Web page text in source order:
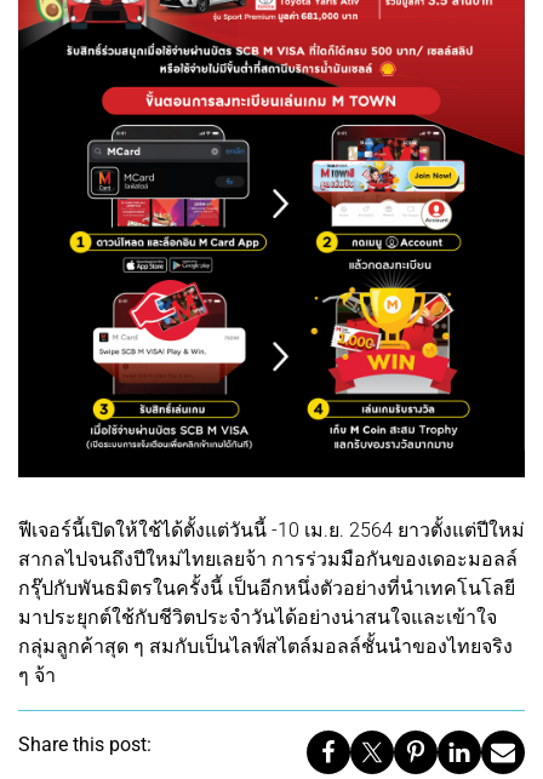
ฟีเจอร์นี้เปิดให้ใช้ได้ตั้งแต่วันนี้ -10 เม.ย. 2564 ยาวตั้งแต่ปีใหม่
สากลไปจนถึงปีใหม่ไทยเลยจ้า การร่วมมือกันของเดอะมอลล์
กรุ๊ปกับพันธมิตรในครั้งนี้ เป็นอีกหนึ่งตัวอย่างที่นำเทคโนโลยี
มาประยุกต์ใช้กับชีวิตประจำวันได้อย่างน่าสนใจและเข้าใจ
กลุ่มลูกค้าสุด ๆ สมกับเป็นไลฟ์สไตล์มอลล์ชั้นนำของไทยจริง
ๆ จ้า
Share this post: